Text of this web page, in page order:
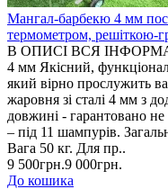
Мангал-барбекю 4 мм
термометром, решіткою-
В ОПИСІ ВСЯ
4 мм Якісний,
який вірно прослужить
жаровня зі сталі 4 мм з
довжині - гарантовано
– під 11 шампурів.
Вага 50 кг. Для пр..
9 500грн.9 000грн.
До кошика